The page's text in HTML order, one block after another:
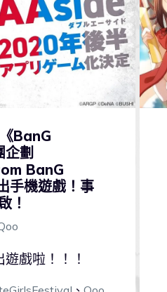
BanG
劃
BanG
手機遊戲！事
！
戲啦！！！